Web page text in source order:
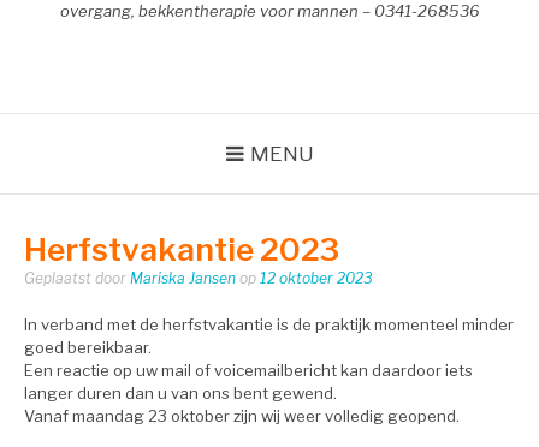
overgang, bekkentherapie voor mannen – 0341-268536
MENU
Herfstvakantie 2023
Geplaatst door Mariska Jansen op 12 oktober 2023
In verband met de herfstvakantie is de praktijk momenteel minder
goed bereikbaar.
Een reactie op uw mail of voicemailbericht kan daardoor iets
langer duren dan u van ons bent gewend.
Vanaf maandag 23 oktober zijn wij weer volledig geopend.